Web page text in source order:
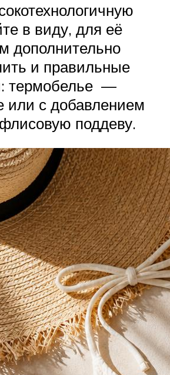
в виду, для её
дополнительно
и правильные
термобелье —
или с добавлением
поддеву.